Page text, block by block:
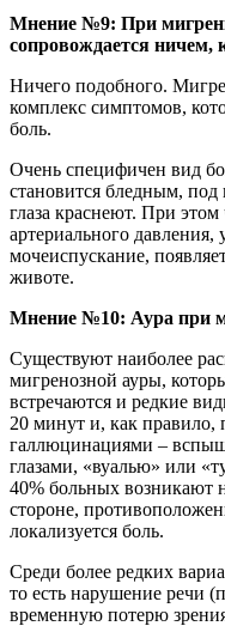
Мнение №9: При
сопровождается
Ничего подобного.
комплекс симптомов,
боль.
Очень специфичен вид
становится бледным, под
глаза краснеют. При
артериального давления,
мочеиспускание,
животе.
Мнение №10: Аура при
Существуют наиболее
мигренозной ауры,
встречаются и редкие
20 минут и, как правило,
галлюцинациями –
глазами, «вуалью» или
40% больных возникают
стороне,
локализуется боль.
Среди более редких
то есть нарушение речи
временную потерю